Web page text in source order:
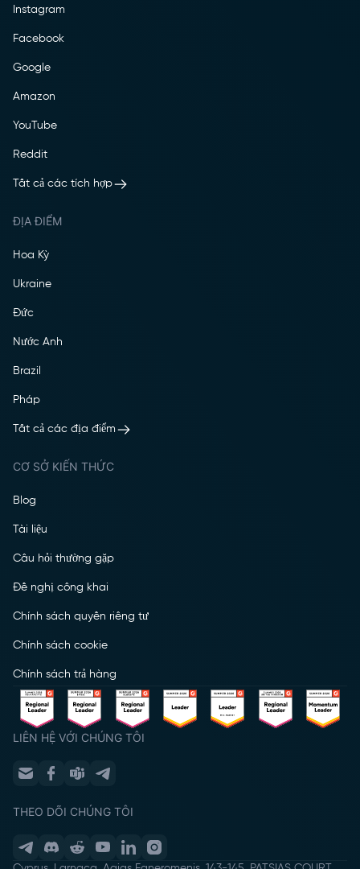
Instagram
Facebook
Google
Amazon
YouTube
Reddit
Tất cả các tích hợp
ĐỊA ĐIỂM
Hoa Kỳ
Ukraine
Đức
Nước Anh
Brazil
Pháp
Tất cả các địa điểm
CƠ SỞ KIẾN THỨC
Blog
Tài liệu
Câu hỏi thường gặp
Đề nghị công khai
Chính sách quyền riêng tư
Chính sách cookie
Chính sách trả hàng
LIÊN HỆ VỚI CHÚNG TÔI
THEO DÕI CHÚNG TÔI